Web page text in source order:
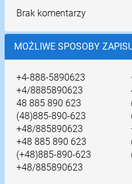
Brak komentarzy
MOŻLIWE SPOSOBY
+4-888-5890623
+4/8885890623
48 885 890 623
(48)885-890-623
+48/885890623
+48 885 890 623
(+48)885-890-623
+48/885890623